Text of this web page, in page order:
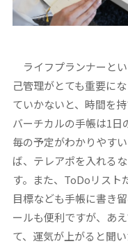
ライフプランナーと
己管理がとても重要に
ていかないと、時間を
バーチカルの手帳は1日
毎の予定がわかりやす
ば、テレアポを入れる
す。また、ToDoリスト
目標なども手帳に書き
ールも便利ですが、あ
て、運気が上がると聞